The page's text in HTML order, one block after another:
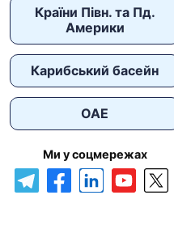
Країни Півн. та Пд.
Америки
Карибський басейн
ОАЕ
Ми у соцмережах